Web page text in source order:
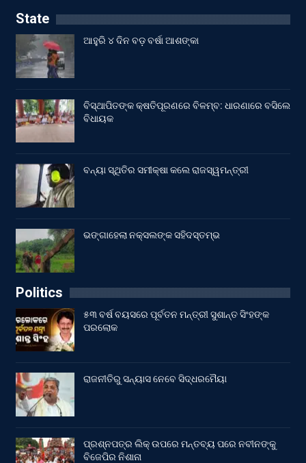
State
ଆହୁରି ୪ ଦିନ ବଡ଼ ବର୍ଷା ଆଶଙ୍କା
ବିସ୍ଥାପିତଙ୍କ କ୍ଷତିପୂରଣରେ ବିଳମ୍ବ: ଧାରଣାରେ ବସିଲେ
ବିଧାୟକ
ବନ୍ୟା ସ୍ଥିତିର ସମୀକ୍ଷା କଲେ ରାଜସ୍ୱମନ୍ତ୍ରୀ
ଭଙ୍ଗାହେଲା ନକ୍ସଲଙ୍କ ସହିଦସ୍ତମ୍ଭ
Politics
୫୩ ବର୍ଷ ବୟସରେ ପୂର୍ବତନ ମନ୍ତ୍ରୀ ସୁଶାନ୍ତ ସିଂହଙ୍କ
ପରଲୋକ
ରାଜନୀତିରୁ ସନ୍ୟାସ ନେବେ ସିଦ୍ଧରମୈୟା
ପ୍ରଶ୍ନପତ୍ର ଲିକ୍ ଉପରେ ମନ୍ତବ୍ୟ ପରେ ନବୀନଙ୍କୁ
ବିଜେପିର ନିଶାନା